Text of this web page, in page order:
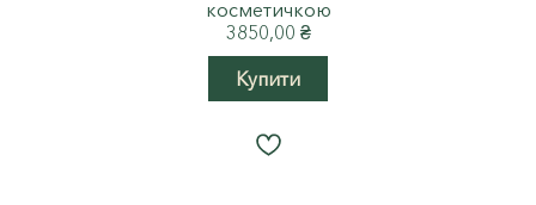
косметичкою
3850,00 ₴
Купити